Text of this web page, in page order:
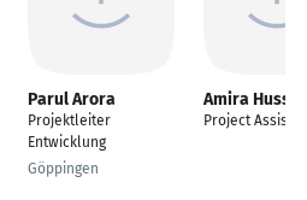
Parul Arora
Projektleiter
Entwicklung
Göppingen
Amira Hussein
Project Assistant